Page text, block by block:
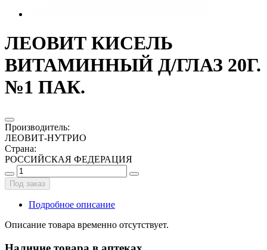
ЛЕОВИТ КИСЕЛЬ
ВИТАМИННЫЙ Д/ГЛАЗ 20Г.
№1 ПАК.
Производитель:
ЛЕОВИТ-НУТРИО
Страна:
РОССИЙСКАЯ ФЕДЕРАЦИЯ
Под заказ
Подробное описание
Описание товара временно отсутствует.